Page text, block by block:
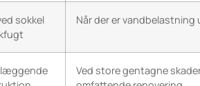
sokkel
Når der er vandbelastning
Ved store gentagne